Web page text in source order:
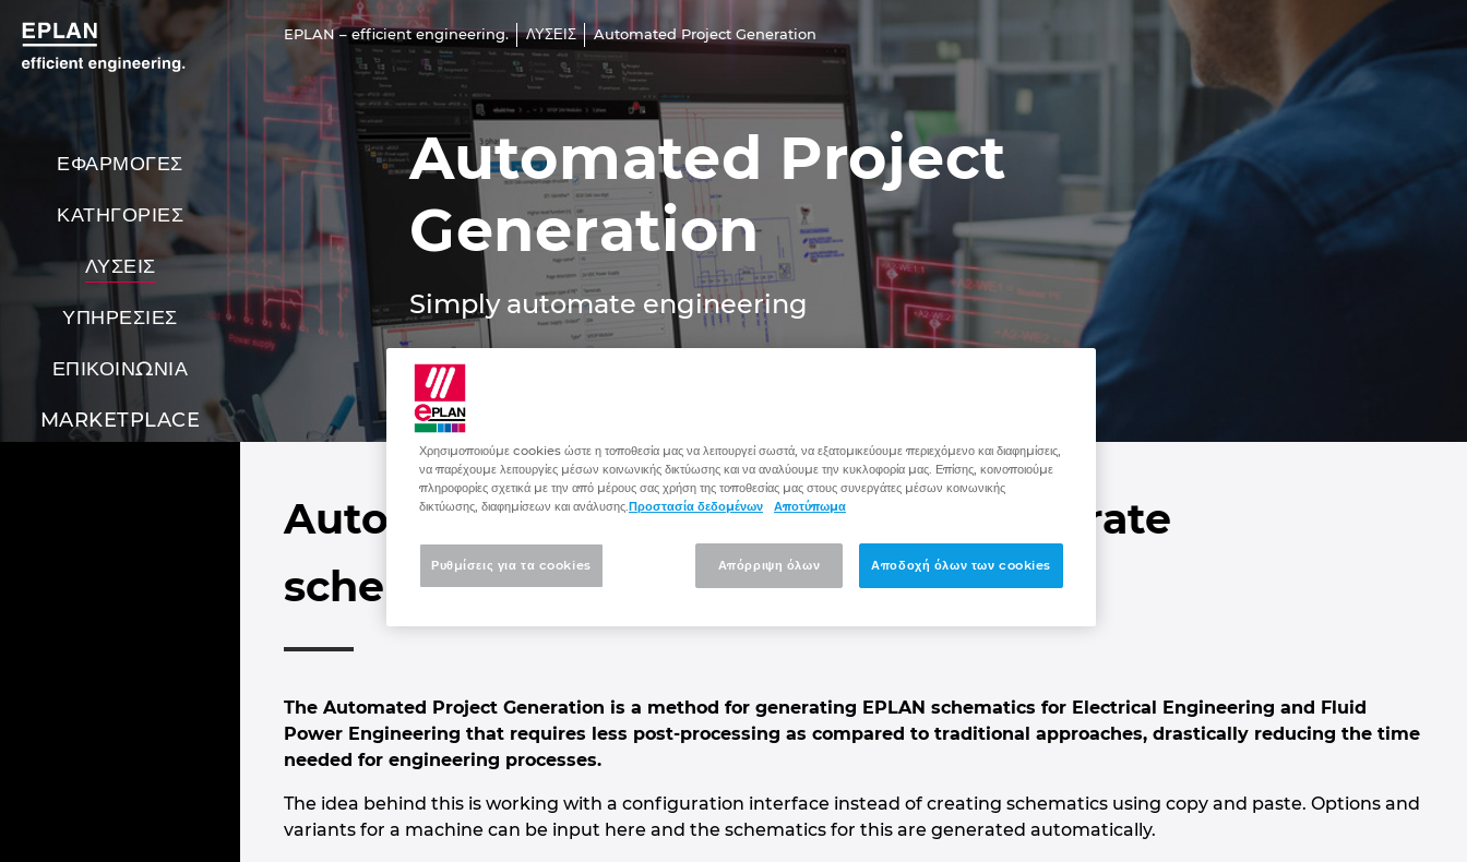
EPLAN – efficient engineering. ΛΥΣΕΙΣ Automated Project Generation
ΕΦΑΡΜΟΓΕΣ
ΚΑΤΗΓΟΡΙΕΣ
ΛΥΣΕΙΣ
ΥΠΗΡΕΣΙΕΣ
ΕΠΙΚΟΙΝΩΝΙΑ
MARKETPLACE
Automated Project
Generation
Simply automate engineering
Automated Project Generation: generate
schematics automatically
The Automated Project Generation is a method for generating EPLAN schematics for Electrical Engineering and Fluid
Power Engineering that requires less post-processing as compared to traditional approaches, drastically reducing the time
needed for engineering processes.
The idea behind this is working with a configuration interface instead of creating schematics using copy and paste. Options and
variants for a machine can be input here and the schematics for this are generated automatically.
Χρησιμοποιούμε cookies ώστε η τοποθεσία μας να λειτουργεί σωστά, να εξατομικεύουμε περιεχόμενο και διαφημίσεις,
να παρέχουμε λειτουργίες μέσων κοινωνικής δικτύωσης και να αναλύουμε την κυκλοφορία μας. Επίσης, κοινοποιούμε
πληροφορίες σχετικά με την από μέρους σας χρήση της τοποθεσίας μας στους συνεργάτες μέσων κοινωνικής
δικτύωσης, διαφημίσεων και ανάλυσης. Προστασία δεδομένων Αποτύπωμα
Απόρριψη όλων Αποδοχή όλων των cookies
Ρυθμίσεις για τα cookies